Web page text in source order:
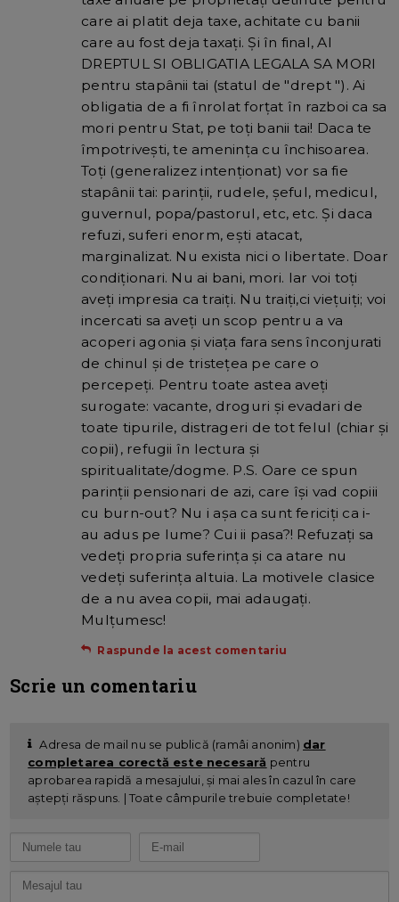
care ai platit deja taxe, achitate cu banii
care au fost deja taxaţi. Și în final, AI
DREPTUL SI OBLIGATIA LEGALA SA MORI
pentru stapânii tai (statul de "drept "). Ai
obligatia de a fi înrolat forţat în razboi ca sa
mori pentru Stat, pe toţi banii tai! Daca te
împotriveşti, te ameninţa cu închisoarea.
Toţi (generalizez intenţionat) vor sa fie
stapânii tai: parinţii, rudele, şeful, medicul,
guvernul, popa/pastorul, etc, etc. Și daca
refuzi, suferi enorm, eşti atacat,
marginalizat. Nu exista nici o libertate. Doar
condiţionari. Nu ai bani, mori. Iar voi toţi
aveţi impresia ca traiţi. Nu traiţi,ci vieţuiţi; voi
incercati sa aveţi un scop pentru a va
acoperi agonia şi viaţa fara sens înconjurati
de chinul şi de tristeţea pe care o
percepeţi. Pentru toate astea aveţi
surogate: vacante, droguri şi evadari de
toate tipurile, distrageri de tot felul (chiar şi
copii), refugii în lectura şi
spiritualitate/dogme. P.S. Oare ce spun
parinţii pensionari de azi, care îşi vad copiii
cu burn-out? Nu i aşa ca sunt fericiţi ca i-
au adus pe lume? Cui ii pasa?! Refuzaţi sa
vedeţi propria suferinţa şi ca atare nu
vedeţi suferinţa altuia. La motivele clasice
de a nu avea copii, mai adaugaţi.
Mulţumesc!
Raspunde la acest comentariu
Scrie un comentariu
Adresa de mail nu se publică (ramâi anonim) dar
completarea corectă este necesară pentru
aprobarea rapidă a mesajului, și mai ales în cazul în care
aștepți răspuns. | Toate câmpurile trebuie completate!